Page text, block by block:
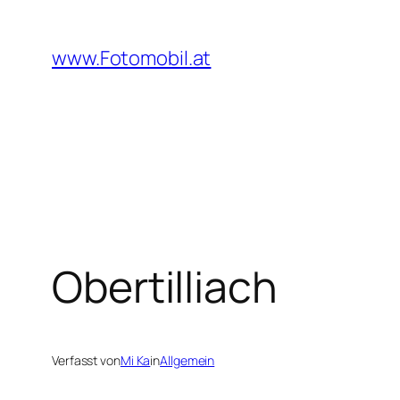
springen
www.Fotomobil.at
Obertilliach
Verfasst vonMi KainAllgemein